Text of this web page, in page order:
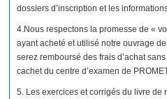
dossiers d’inscription et les
4.Nous respectons la promesse de «
ayant acheté et utilisé notre ouvrage
serez remboursé des frais d’achat
cachet du centre d’examen de
5. Les exercices et corrigés du livre de